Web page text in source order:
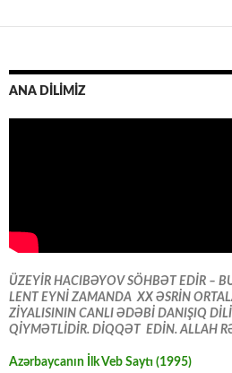
ANA DİLİMİZ
ÜZEYİR HACIBƏYOV SÖHBƏT EDİR –
LENT EYNİ ZAMANDA XX ƏSRİN
ZİYALISININ CANLI ƏDƏBİ DANIŞIQ
QİYMƏTLİDİR. DİQQƏT EDİN. ALLAH
Azərbaycanın İlk Veb Saytı (1995)